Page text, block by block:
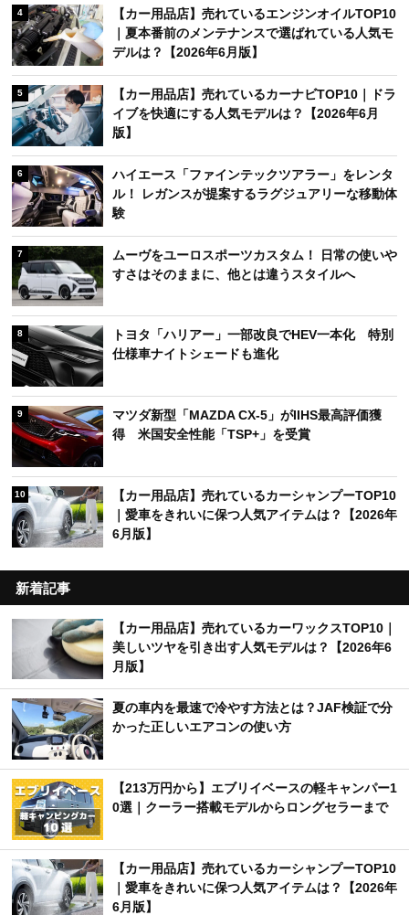
4
【カー用品店】売れているエンジンオイルTOP10
｜夏本番前のメンテナンスで選ばれている人気モ
デルは？【2026年6月版】
5
【カー用品店】売れているカーナビTOP10｜ドラ
イブを快適にする人気モデルは？【2026年6月
版】
6
ハイエース「ファインテックツアラー」をレンタ
ル！ レガンスが提案するラグジュアリーな移動体
験
7
ムーヴをユーロスポーツカスタム！ 日常の使いや
すさはそのままに、他とは違うスタイルへ
8
トヨタ「ハリアー」一部改良でHEV一本化 特別
仕様車ナイトシェードも進化
9
マツダ新型「MAZDA CX-5」がIIHS最高評価獲
得 米国安全性能「TSP+」を受賞
10
【カー用品店】売れているカーシャンプーTOP10
｜愛車をきれいに保つ人気アイテムは？【2026年
6月版】
新着記事
【カー用品店】売れているカーワックスTOP10｜
美しいツヤを引き出す人気モデルは？【2026年6
月版】
夏の車内を最速で冷やす方法とは？JAF検証で分
かった正しいエアコンの使い方
【213万円から】エブリイベースの軽キャンパー1
0選｜クーラー搭載モデルからロングセラーまで
【カー用品店】売れているカーシャンプーTOP10
｜愛車をきれいに保つ人気アイテムは？【2026年
6月版】